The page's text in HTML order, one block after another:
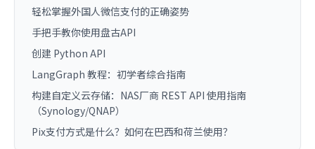
轻松掌握外国人微信支付的正确姿势
手把手教你使用盘古API
创建 Python API
LangGraph 教程：初学者综合指南
构建自定义云存储：NAS厂商 REST API 使用指南
（Synology/QNAP）
Pix支付方式是什么？如何在巴西和荷兰使用？